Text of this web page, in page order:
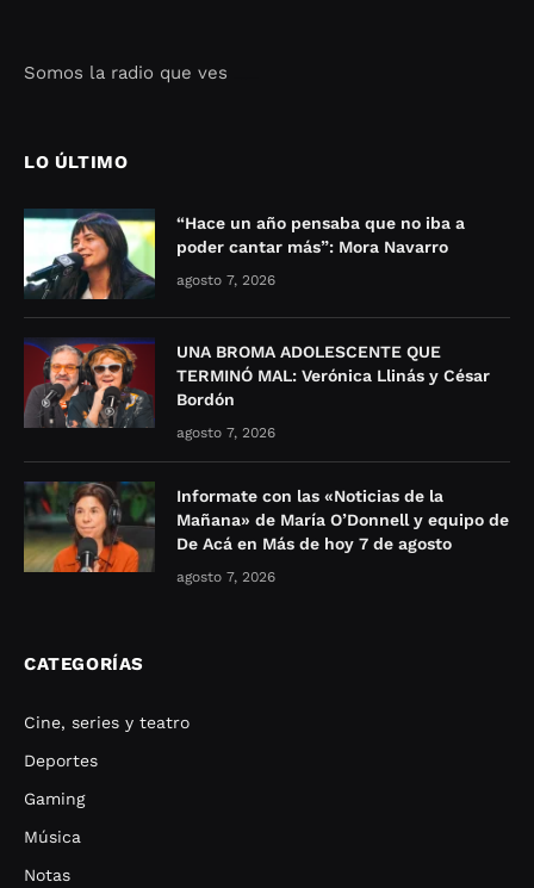
Somos la radio que ves
LO ÚLTIMO
“Hace un año pensaba que no iba a
poder cantar más”: Mora Navarro
agosto 7, 2026
UNA BROMA ADOLESCENTE QUE
TERMINÓ MAL: Verónica Llinás y César
Bordón
agosto 7, 2026
Informate con las «Noticias de la
Mañana» de María O’Donnell y equipo de
De Acá en Más de hoy 7 de agosto
agosto 7, 2026
CATEGORÍAS
Cine, series y teatro
Deportes
Gaming
Música
Notas